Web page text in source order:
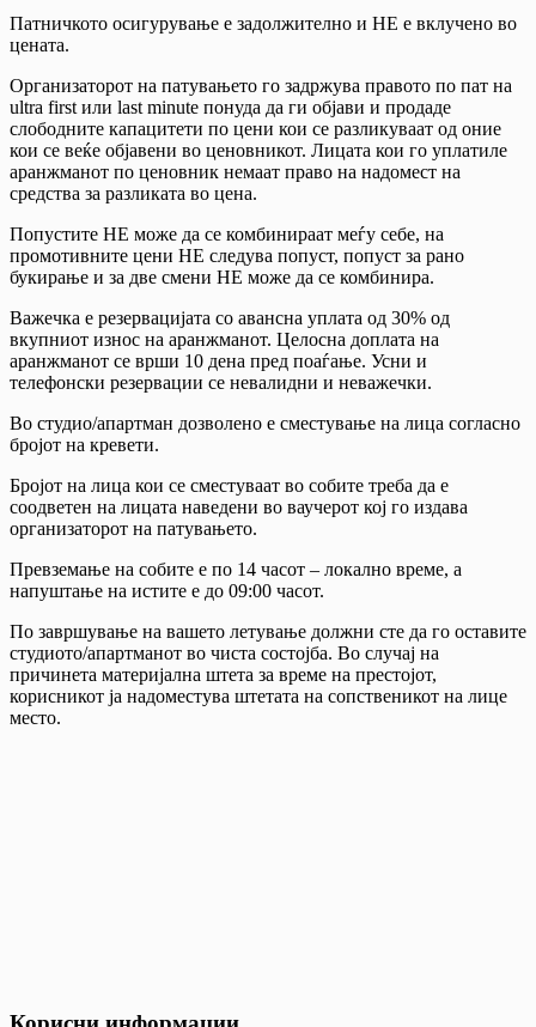
Патничкото осигурување е задолжително и НЕ е вклучено во
цената.
Организаторот на патувањето го задржува правото по пат на
ultra first или last minute понуда да ги објави и продаде
слободните капацитети по цени кои се разликуваат од оние
кои се веќе објавени во ценовникот. Лицата кои го уплатиле
аранжманот по ценовник немаат право на надомест на
средства за разликата во цена.
Попустите НЕ можe да се комбинираат меѓу себе, на
промотивните цени НЕ следува попуст, попуст за рано
букирање и за две смени НЕ може да се комбинира.
Важечка е резервацијата со авансна уплата од 30% од
вкупниот износ на аранжманот. Целосна доплата на
аранжманот се врши 10 дена пред поаѓање. Усни и
телефонски резервации се невалидни и неважечки.
Во студио/апартман дозволено е сместување на лица согласно
бројот на кревети.
Бројот на лица кои се сместуваат во собите треба да е
соодветен на лицата наведени во ваучерот кој го издава
организаторот на патувањето.
Превземање на собите е по 14 часот – локално време, а
напуштање на истите е до 09:00 часот.
По завршување на вашето летување должни сте да го оставите
студиото/апартманот во чиста состојба. Во случај на
причинета материјална штета за време на престојот,
корисникот ја надоместува штетата на сопственикот на лице
место.